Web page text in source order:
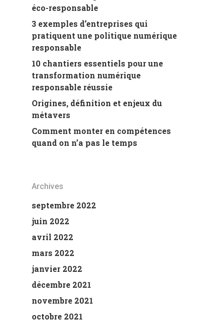
éco-responsable
3 exemples d’entreprises qui
pratiquent une politique numérique
responsable
10 chantiers essentiels pour une
transformation numérique
responsable réussie
Origines, définition et enjeux du
métavers
Comment monter en compétences
quand on n’a pas le temps
Archives
septembre 2022
juin 2022
avril 2022
mars 2022
janvier 2022
décembre 2021
novembre 2021
octobre 2021